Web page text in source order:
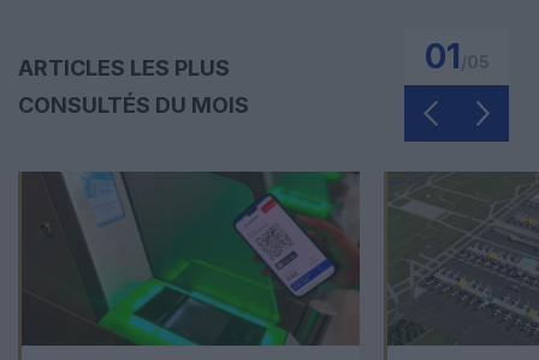
ARTICLES LES PLUS
CONSULTÉS DU MOIS
01